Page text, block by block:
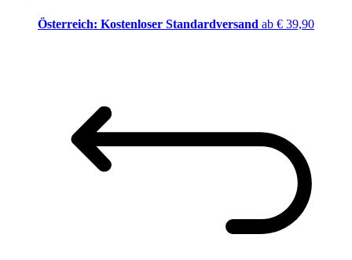
Österreich: Kostenloser Standardversand ab € 39,90